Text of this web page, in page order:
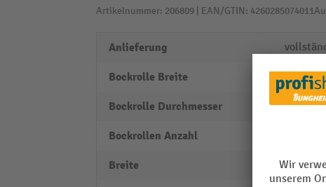
Artikelnummer: 206809 | EAN/GTIN: 4260285074011
Anlieferung
Bockrolle Breite 25 mm
Bockrolle Durchmesser 80 mm
Bockrollen Anzahl
Breite 400 mm